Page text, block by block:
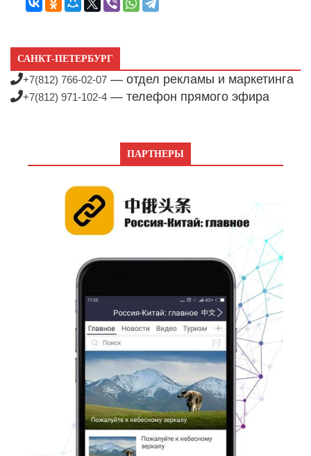
САНКТ-ПЕТЕРБУРГ
+7(812) 766-02-07 — отдел рекламы и маркетинга
+7(812) 971-102-4 — телефон прямого эфира
ПАРТНЕРЫ